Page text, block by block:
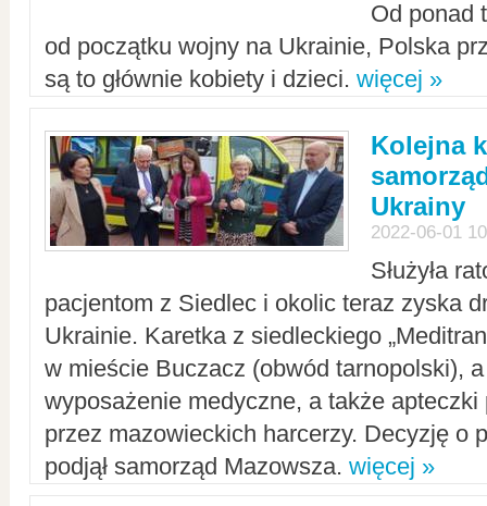
Od ponad
od początku wojny na Ukrainie, Polska
są to głównie kobiety i dzieci. więcej »
Kolejna
Ukrainy
2022-06-01
Służyła
pacjentom z Siedlec i okolic teraz zyska
Ukrainie. Karetka z siedleckiego
w mieście Buczacz (obwód tarnopolski),
wyposażenie medyczne, a także apteczki
przez mazowieckich harcerzy. Decyzję o
podjął samorząd Mazowsza. więcej »